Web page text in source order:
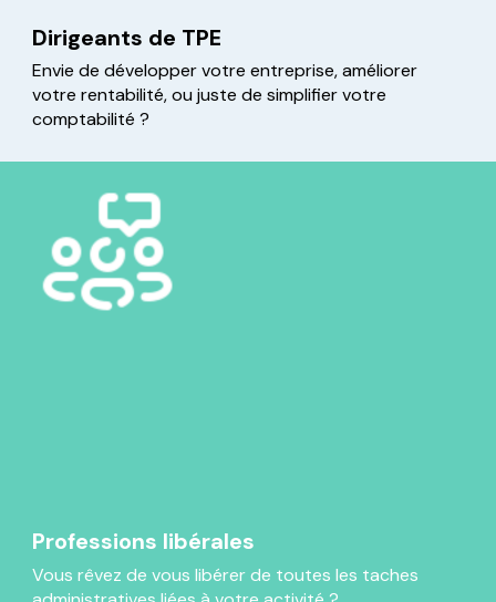
Dirigeants de TPE
Envie de développer votre entreprise, améliorer
votre rentabilité, ou juste de simplifier votre
comptabilité ?
Professions libérales
Vous rêvez de vous libérer de toutes les taches